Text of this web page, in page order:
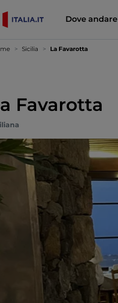
Dove andare
Sicilia La Favarotta
Favarotta